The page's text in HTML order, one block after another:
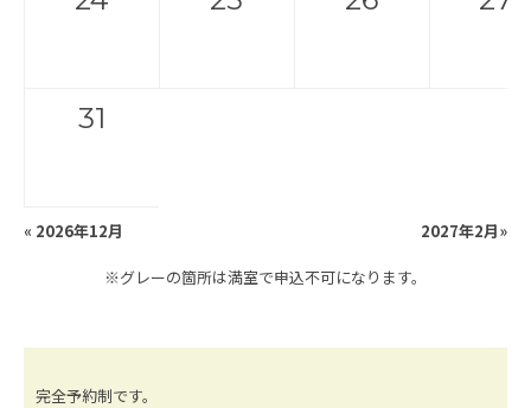
31
« 2026年12月 2027年2月»
※グレーの箇所は満室で申込不可になります。
完全予約制です。